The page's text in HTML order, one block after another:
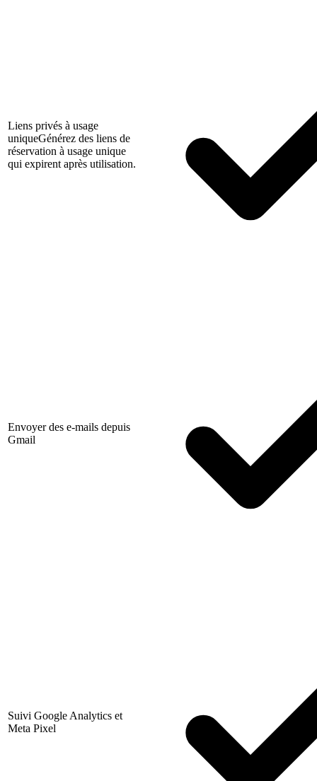
Liens privés à usage
uniqueGénérez des liens de
réservation à usage unique
qui expirent après utilisation.
Envoyer des e-mails depuis
Gmail
Suivi Google Analytics et
Meta Pixel